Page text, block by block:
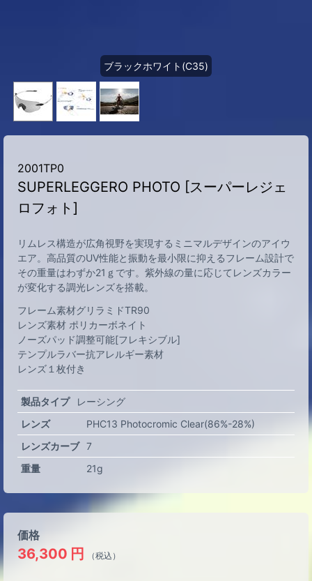
ブラックホワイト(C35)
2001TP0
SUPERLEGGERO PHOTO [スーパーレジェ
ロフォト]
リムレス構造が広角視野を実現するミニマルデザインのアイウ
エア。高品質のUV性能と振動を最小限に抑えるフレーム設計で
その重量はわずか21ｇです。紫外線の量に応じてレンズカラー
が変化する調光レンズを搭載。
フレーム素材グリラミドTR90
レンズ素材 ポリカーボネイト
ノーズパッド調整可能[フレキシブル]
テンプルラバー抗アレルギー素材
レンズ１枚付き
製品タイプ
レーシング
レンズ
PHC13 Photocromic Clear(86%-28%)
レンズカーブ 7
重量
21g
価格
36,300 円 （税込）